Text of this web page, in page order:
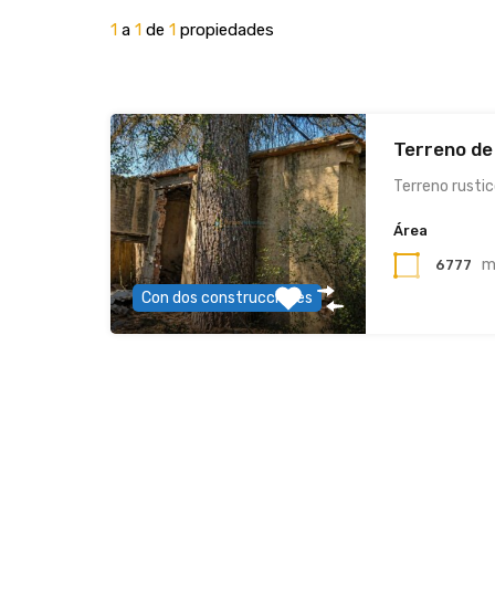
1 a 1 de 1 propiedades
Con dos construcciones
Terreno
Terreno
Área
6777